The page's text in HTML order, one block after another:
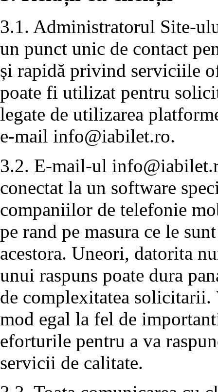
3.1. Administratorul Site-
un punct unic de contact
și rapidă privind serviciile
poate fi utilizat pentru
legate de utilizarea
e-mail info@iabilet.ro.
3.2. E-mail-ul
conectat la un software
companiilor de telefonie
pe rand pe masura ce le
acestora. Uneori, datorita
unui raspuns poate dura
de complexitatea
mod egal la fel de
eforturile pentru a va
servicii de calitate.